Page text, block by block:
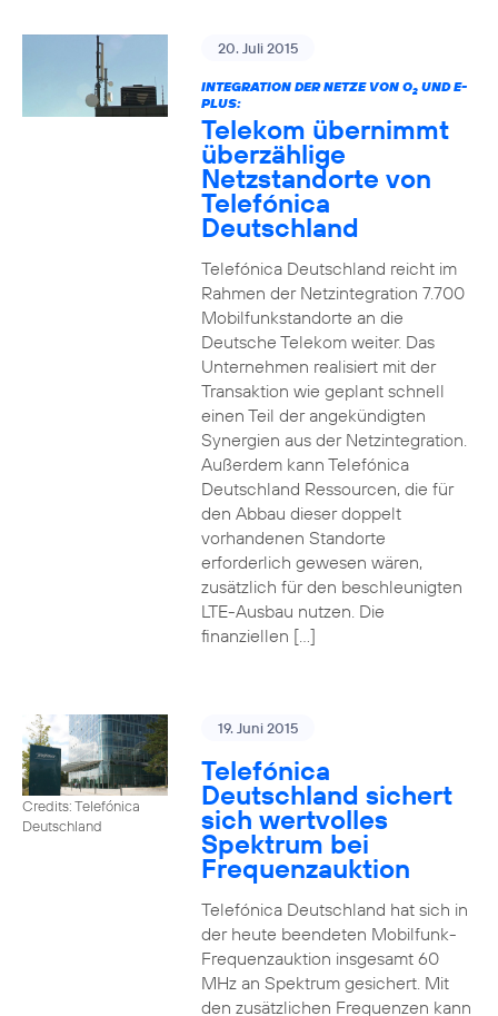
20. Juli 2015
INTEGRATION DER NETZE VON O2UND E-
PLUS:
Telekom übernimmt
überzählige
Netzstandorte von
Telefónica
Deutschland
Telefónica Deutschland reicht im
Rahmen der Netzintegration 7.700
Mobilfunkstandorte an die
Deutsche Telekom weiter. Das
Unternehmen realisiert mit der
Transaktion wie geplant schnell
einen Teil der angekündigten
Synergien aus der Netzintegration.
Außerdem kann Telefónica
Deutschland Ressourcen, die für
den Abbau dieser doppelt
vorhandenen Standorte
erforderlich gewesen wären,
zusätzlich für den beschleunigten
LTE-Ausbau nutzen. Die
finanziellen […]
Credits: Telefónica
Deutschland
19. Juni 2015
Telefónica
Deutschland sichert
sich wertvolles
Spektrum bei
Frequenzauktion
Telefónica Deutschland hat sich in
der heute beendeten Mobilfunk-
Frequenzauktion insgesamt 60
MHz an Spektrum gesichert. Mit
den zusätzlichen Frequenzen kann